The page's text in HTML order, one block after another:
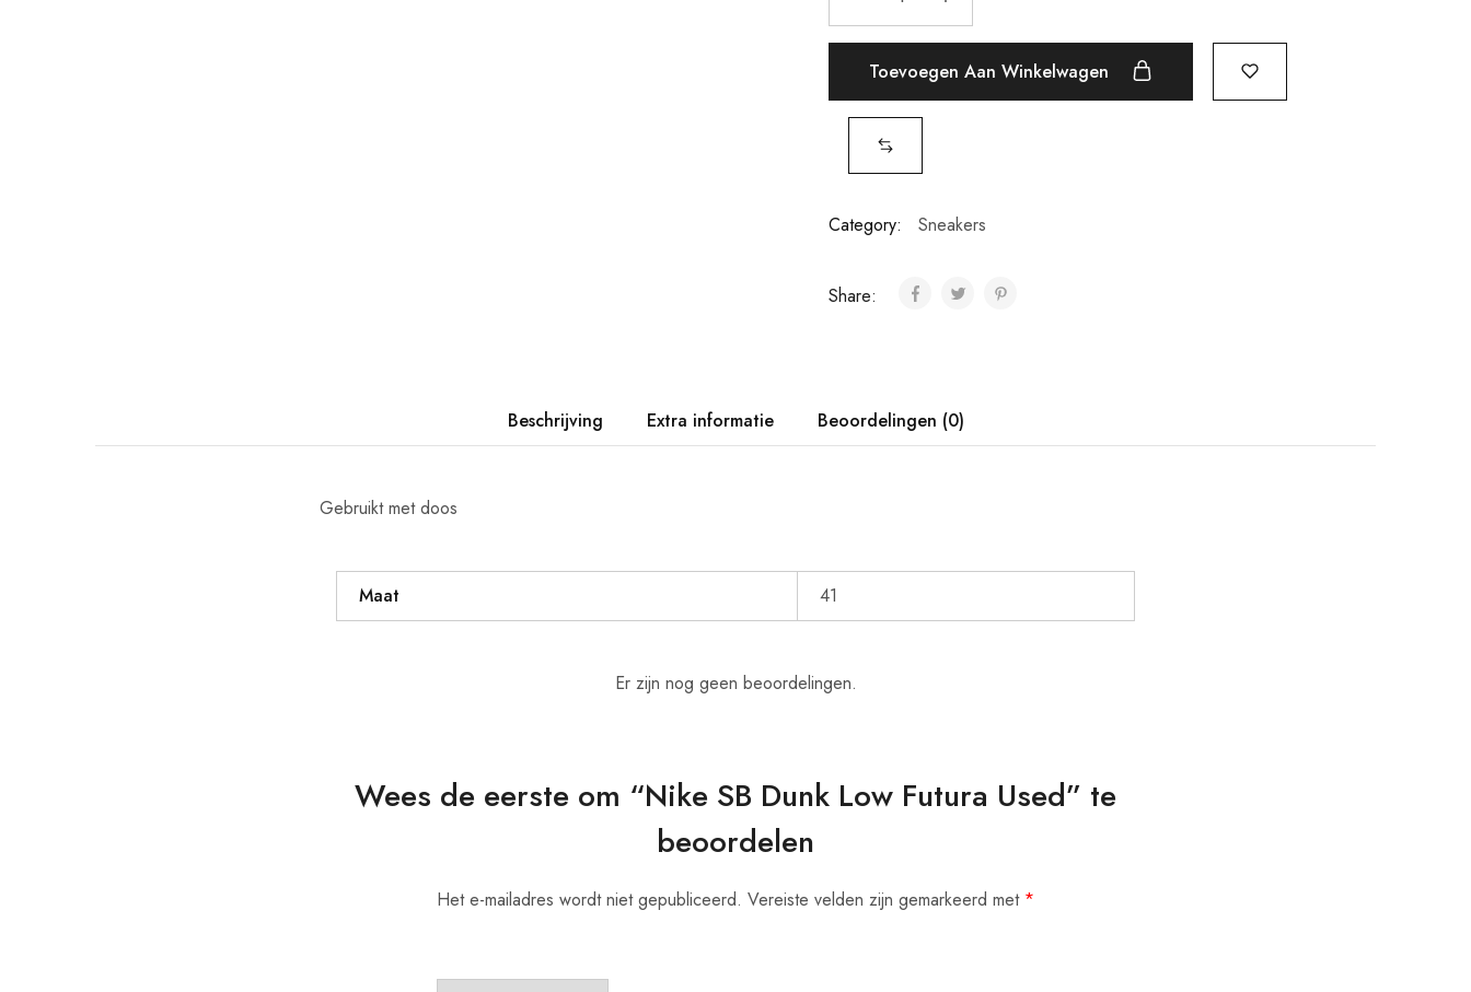
Toevoegen Aan Winkelwagen
Category: Sneakers
Share:
Beschrijving Extra informatie Beoordelingen (0)
Gebruikt met doos
Maat 41
Er zijn nog geen beoordelingen.
Wees de eerste om “Nike SB Dunk Low Futura Used” te
beoordelen
Het e-mailadres wordt niet gepubliceerd. Vereiste velden zijn gemarkeerd met *